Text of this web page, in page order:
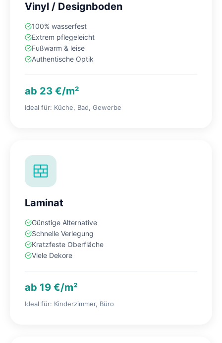
Vinyl / Designboden
100% wasserfest
Extrem pflegeleicht
Fußwarm & leise
Authentische Optik
ab 23 €/m²
Ideal für: Küche, Bad, Gewerbe
Laminat
Günstige Alternative
Schnelle Verlegung
Kratzfeste Oberfläche
Viele Dekore
ab 19 €/m²
Ideal für: Kinderzimmer, Büro